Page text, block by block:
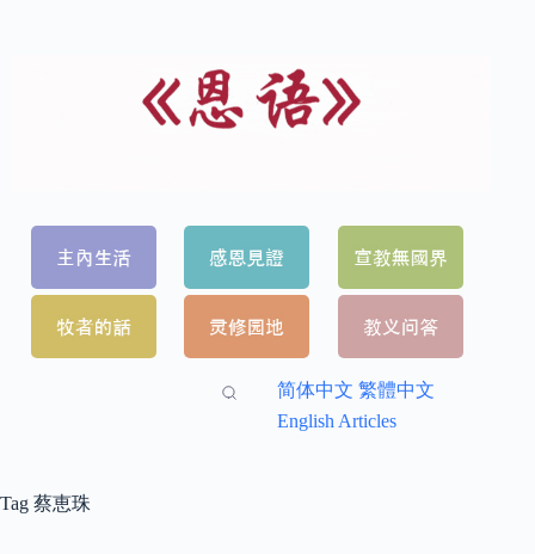
简体中文 繁體中文
English Articles
Tag 蔡恵珠